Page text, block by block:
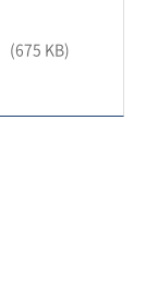
(675 KB)